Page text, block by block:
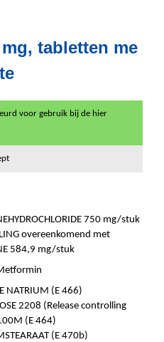
tabletten me
voor gebruik bij de hier
750 mg/stuk
overeenkomend met
584,9 mg/stuk
NATRIUM (E 466)
2208 (Release controlling
(E 464)
(E 470b)